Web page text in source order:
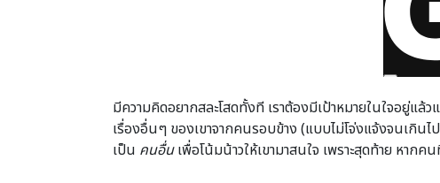
มีความคิดอยากสละโสดทั้งที เราต้องมีเป้าหมายในใจอยู่แ
เรื่องอื่นๆ ของเขาจากคนรอบข้าง (แบบไม่โจ่งแจ้งจนเกิน
เป็น คนอื่นเพื่อโน้มน้าวให้เขามาสนใจ เพราะสุดท้าย หาก